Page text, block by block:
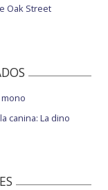
Oak Street
canina: La dino